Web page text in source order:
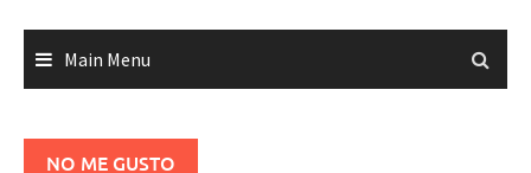
Main Menu
NO ME GUSTO